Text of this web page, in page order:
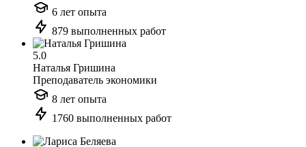
6 лет опыта
879 выполненных работ
5.0
Наталья Гришина
Преподаватель экономики
8 лет опыта
1760 выполненных работ